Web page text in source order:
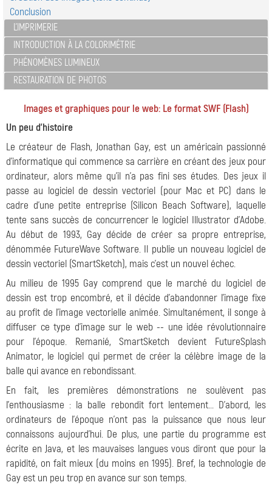
Conclusion
L'IMPRIMERIE
INTRODUCTION À LA COLORIMÉTRIE
PHÉNOMÈNES LUMINEUX
RESTAURATION DE PHOTOS
Images et graphiques pour le web: Le format SWF (Flash)
Un peu d'histoire
Le créateur de Flash, Jonathan Gay, est un américain passionné
d'informatique qui commence sa carrière en créant des jeux pour
ordinateur, alors même qu'il n'a pas fini ses études. Des jeux il
passe au logiciel de dessin vectoriel (pour Mac et PC) dans le
cadre d'une petite entreprise (Silicon Beach Software), laquelle
tente sans succès de concurrencer le logiciel Illustrator d'Adobe.
Au début de 1993, Gay décide de créer sa propre entreprise,
dénommée FutureWave Software. Il publie un nouveau logiciel de
dessin vectoriel (SmartSketch), mais c'est un nouvel échec.
Au milieu de 1995 Gay comprend que le marché du logiciel de
dessin est trop encombré, et il décide d'abandonner l'image fixe
au profit de l'image vectorielle animée. Simultanément, il songe à
diffuser ce type d'image sur le web -- une idée révolutionnaire
pour l'époque. Remanié, SmartSketch devient FutureSplash
Animator, le logiciel qui permet de créer la célèbre image de la
balle qui avance en rebondissant.
En fait, les premières démonstrations ne soulèvent pas
l'enthousiasme : la balle rebondit fort lentement... D'abord, les
ordinateurs de l'époque n'ont pas la puissance que nous leur
connaissons aujourd'hui. De plus, une partie du programme est
écrite en Java, et les mauvaises langues vous diront que pour la
rapidité, on fait mieux (du moins en 1995). Bref, la technologie de
Gay est un peu trop en avance sur son temps.